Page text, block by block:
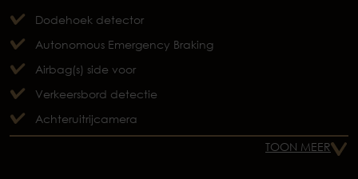
Dodehoek detector
Autonomous Emergency Braking
Airbag(s) side voor
Verkeersbord detectie
Achteruitrijcamera
TOON MEER